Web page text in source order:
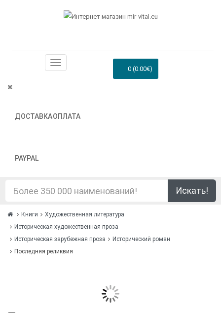
ДОСТАВКАОПЛАТА
PAYPAL
0 (0.00€)
Искать!
Книги
Художественная литература
Историческая художественная проза
Историческая зарубежная проза
Исторический роман
Последняя реликвия